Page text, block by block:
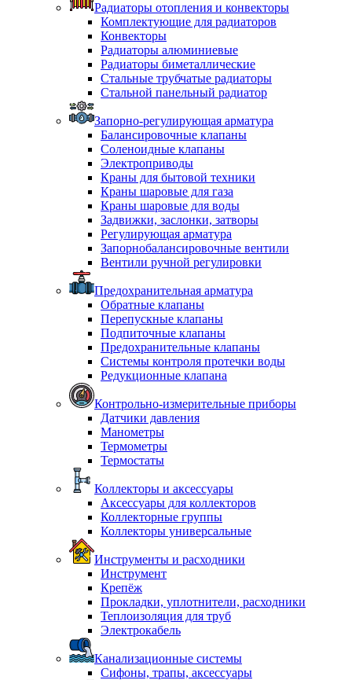
Радиаторы отопления и конвекторы
Комплектующие для радиаторов
Конвекторы
Радиаторы алюминиевые
Радиаторы биметаллические
Стальные трубчатые радиаторы
Стальной панельный радиатор
Запорно-регулирующая арматура
Балансировочные клапаны
Соленоидные клапаны
Электроприводы
Краны для бытовой техники
Краны шаровые для газа
Краны шаровые для воды
Задвижки, заслонки, затворы
Регулирующая арматура
Запорнобалансировочные вентили
Вентили ручной регулировки
Предохранительная арматура
Обратные клапаны
Перепускные клапаны
Подпиточные клапаны
Предохранительные клапаны
Системы контроля протечки воды
Редукционные клапана
Контрольно-измерительные приборы
Датчики давления
Манометры
Термометры
Термостаты
Коллекторы и аксессуары
Аксессуары для коллекторов
Коллекторные группы
Коллекторы универсальные
Инструменты и расходники
Инструмент
Крепёж
Прокладки, уплотнители, расходники
Теплоизоляция для труб
Электрокабель
Канализационные системы
Сифоны, трапы, аксессуары